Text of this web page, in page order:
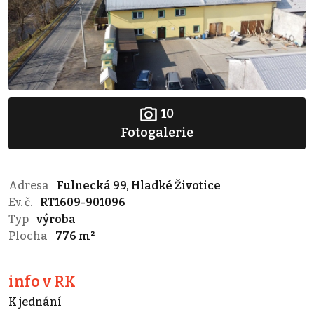
10
Fotogalerie
Adresa
Fulnecká 99, Hladké Životice
Ev. č.
RT1609-901096
Typ výroba
Plocha
776 m²
info v RK
K jednání